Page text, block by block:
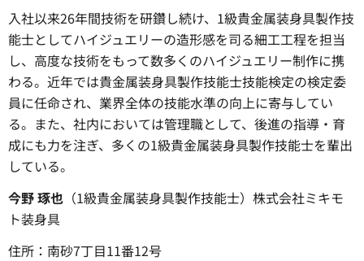
入社以来26年間技術を研鑽し続け、1級貴金属装身具製作技
能士としてハイジュエリーの造形感を司る細工工程を担当
し、高度な技術をもって数多くのハイジュエリー制作に携
わる。近年では貴金属装身具製作技能士技能検定の検定委
員に任命され、業界全体の技能水準の向上に寄与してい
る。また、社内においては管理職として、後進の指導・育
成にも力を注ぎ、多くの1級貴金属装身具製作技能士を輩出
している。
今野 琢也 （1級貴金属装身具製作技能士）株式会社ミキモ
ト装身具
住所：南砂7丁目11番12号